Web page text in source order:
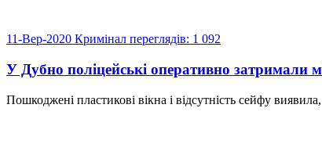
11-Вер-2020 Кримінал переглядів: 1 092
У Дубно поліцейські оперативно затримали
Пошкоджені пластикові вікна і відсутність сейфу